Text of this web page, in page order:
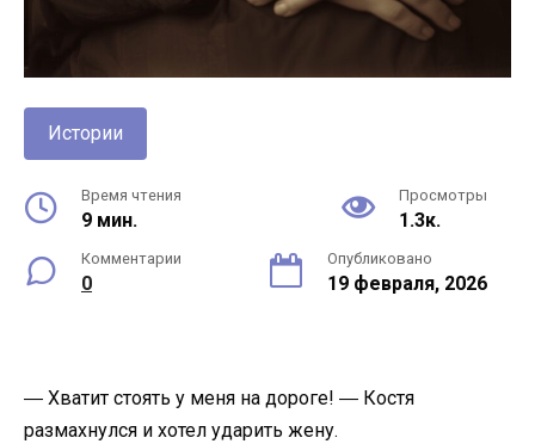
Истории
Время чтения
9 мин.
Просмотры
1.3к.
Комментарии
0
Опубликовано
19 февраля, 2026
― Хватит стоять у меня на дороге! ― Костя
размахнулся и хотел ударить жену.